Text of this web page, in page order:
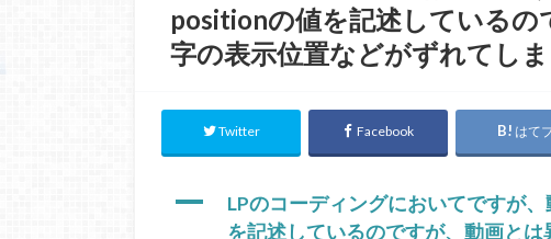
positionの値を記述しているの
字の表示位置などがずれてし
Twitter Facebook はて
A
LPのコーディングにおいてですが
を記述しているのですが、動画と